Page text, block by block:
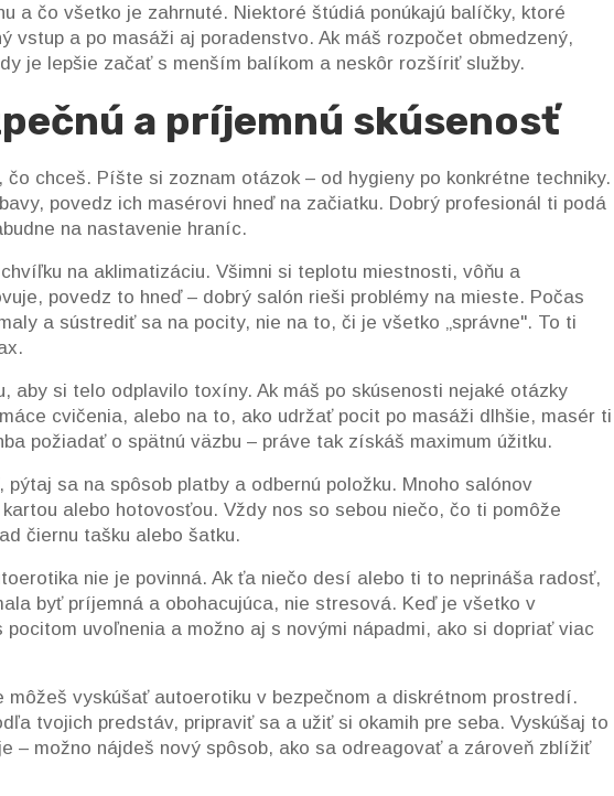
a čo všetko je zahrnuté. Niektoré štúdiá ponúkajú balíčky, ktoré
vstup a po masáži aj poradenstvo. Ak máš rozpočet obmedzený,
je lepšie začať s menším balíkom a neskôr rozšíriť služby.
a príjemnú skúsenosť
chceš. Píšte si zoznam otázok – od hygieny po konkrétne techniky.
povedz ich masérovi hneď na začiatku. Dobrý profesionál ti podá
na nastavenie hraníc.
na aklimatizáciu. Všimni si teplotu miestnosti, vôňu a
povedz to hneď – dobrý salón rieši problémy na mieste. Počas
a sústrediť sa na pocity, nie na to, či je všetko „správne". To ti
aby si telo odplavilo toxíny. Ak máš po skúsenosti nejaké otázky
cvičenia, alebo na to, ako udržať pocit po masáži dlhšie, masér ti
požiadať o spätnú väzbu – práve tak získáš maximum úžitku.
sa na spôsob platby a odbernú položku. Mnoho salónov
alebo hotovosťou. Vždy nos so sebou niečo, čo ti pomôže
čiernu tašku alebo šatku.
nie je povinná. Ak ťa niečo desí alebo ti to neprináša radosť,
byť príjemná a obohacujúca, nie stresová. Keď je všetko v
uvoľnenia a možno aj s novými nápadmi, ako si dopriať viac
môžeš vyskúšať autoerotiku v bezpečnom a diskrétnom prostredí.
tvojich predstáv, pripraviť sa a užiť si okamih pre seba. Vyskúšaj to
– možno nájdeš nový spôsob, ako sa odreagovať a zároveň zblížiť